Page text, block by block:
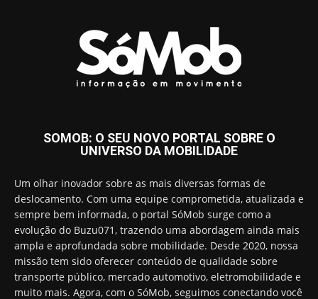
SOMOB: O SEU NOVO PORTAL SOBRE O
UNIVERSO DA MOBILIDADE
Um olhar inovador sobre as mais diversas formas de
deslocamento. Com uma equipe comprometida, atualizada e
sempre bem informada, o portal SóMob surge como a
evolução do Buzu071, trazendo uma abordagem ainda mais
ampla e aprofundada sobre mobilidade. Desde 2020, nossa
missão tem sido oferecer conteúdo de qualidade sobre
transporte público, mercado automotivo, eletromobilidade e
muito mais. Agora, com o SóMob, seguimos conectando você